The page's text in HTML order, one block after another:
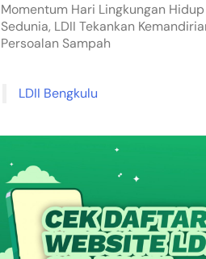
Momentum Hari Lingkungan Hidup
Sedunia, LDII Tekankan
Persoalan Sampah
LDII Bengkulu